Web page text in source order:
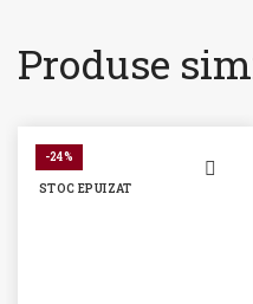
Produse
-24%
STOC EPUIZAT